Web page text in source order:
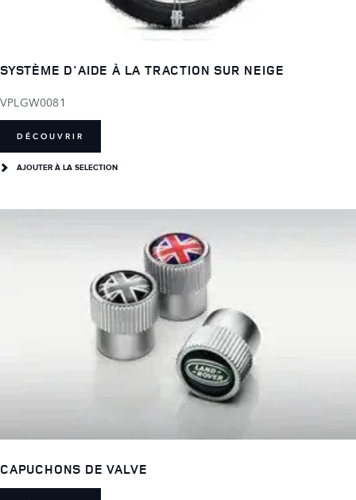
SYSTÈME D'AIDE À LA TRACTION SUR NEIGE
VPLGW0081
DÉCOUVRIR
AJOUTER À LA SELECTION
CAPUCHONS DE VALVE